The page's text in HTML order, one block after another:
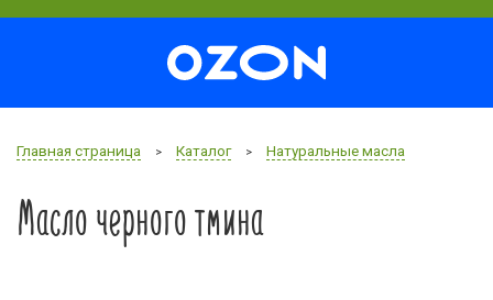
Главная страница > Каталог > Натуральные масла
Масло черного тмина